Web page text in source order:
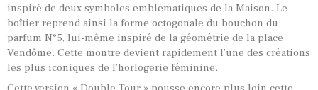
inspiré de deux symboles emblématiques de la Maison. Le
boîtier reprend ainsi la forme octogonale du bouchon du
parfum N°5, lui-même inspiré de la géométrie de la place
Vendôme. Cette montre devient rapidement l’une des créations
les plus iconiques de l’horlogerie féminine.